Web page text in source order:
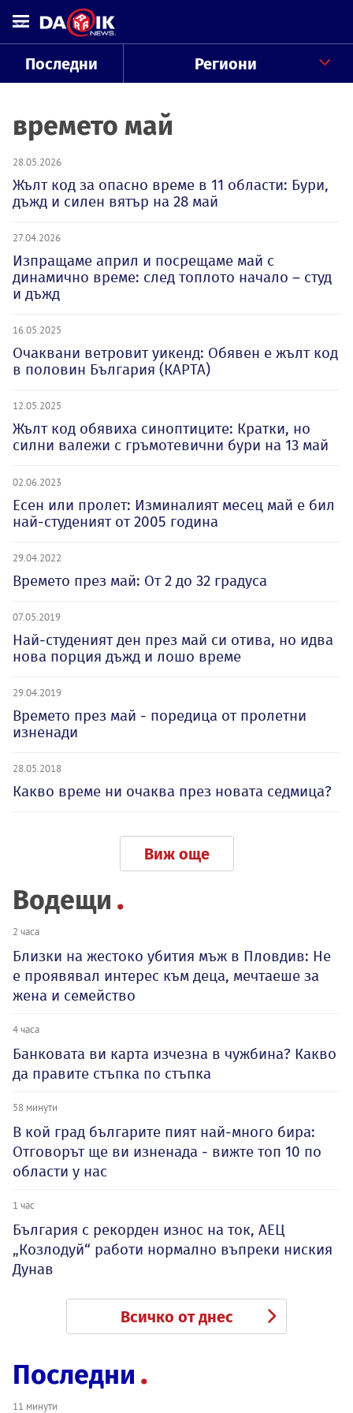
Последни Региони
времето май
28.05.2026
Жълт код за опасно време в 11 области: Бури,
дъжд и силен вятър на 28 май
27.04.2026
Изпращаме април и посрещаме май с
динамично време: след топлото начало – студ
и дъжд
16.05.2025
Очаквани ветровит уикенд: Обявен е жълт код
в половин България (КАРТА)
12.05.2025
Жълт код обявиха синоптиците: Кратки, но
силни валежи с гръмотевични бури на 13 май
02.06.2023
Есен или пролет: Изминалият месец май е бил
най-студеният от 2005 година
29.04.2022
Времето през май: От 2 до 32 градуса
07.05.2019
Най-студеният ден през май си отива, но идва
нова порция дъжд и лошо време
29.04.2019
Времето през май - поредица от пролетни
изненади
28.05.2018
Какво време ни очаква през новата седмица?
Виж още
Водещи
2 часа
Близки на жестоко убития мъж в Пловдив: Не
е проявявал интерес към деца, мечтаеше за
жена и семейство
4 часа
Банковата ви карта изчезна в чужбина? Какво
да правите стъпка по стъпка
58 минути
В кой град българите пият най-много бира:
Отговорът ще ви изненада - вижте топ 10 по
области у нас
1 час
България с рекорден износ на ток, АЕЦ
„Козлодуй“ работи нормално въпреки ниския
Дунав
Всичко от днес
Последни
11 минути